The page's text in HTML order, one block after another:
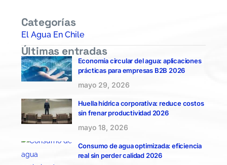
Categorías
El Agua En Chile
Últimas entradas
Economía circular del agua: aplicaciones
prácticas para empresas B2B 2026
mayo 29, 2026
Huella hídrica corporativa: reduce costos
sin frenar productividad 2026
mayo 18, 2026
Consumo de agua optimizada: eficiencia
real sin perder calidad 2026